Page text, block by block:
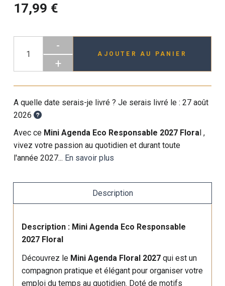
17,99 €
-
+
AJOUTER AU PANIER
A quelle date serais-je livré ? Je serais livré le :27 août
2026
Avec ce Mini Agenda Eco Responsable 2027 Floral ,
vivez votre passion au quotidien et durant toute
l'année 2027... En savoir plus
Description
Description : Mini Agenda Eco Responsable
2027 Floral
Découvrez le Mini Agenda Floral 2027qui est un
compagnon pratique et élégant pour organiser votre
emploi du temps au quotidien. Doté de motifs